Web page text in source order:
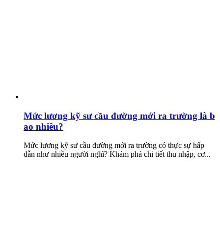
Mức lương kỹ sư cầu đường mới ra trường là b
ao nhiêu?
Mức lương kỹ sư cầu đường mới ra trường có thực sự hấp
dẫn như nhiều người nghĩ? Khám phá chi tiết thu nhập, cơ...